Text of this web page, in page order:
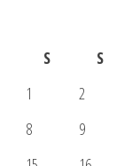
S
S
1
2
8
9